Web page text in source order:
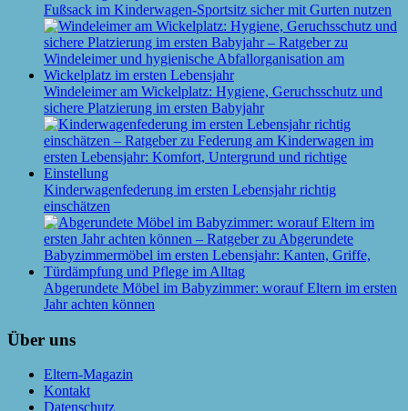
Fußsack im Kinderwagen-Sportsitz sicher mit Gurten nutzen
Windeleimer am Wickelplatz: Hygiene, Geruchsschutz und
sichere Platzierung im ersten Babyjahr
Kinderwagenfederung im ersten Lebensjahr richtig
einschätzen
Abgerundete Möbel im Babyzimmer: worauf Eltern im ersten
Jahr achten können
Über uns
Eltern-Magazin
Kontakt
Datenschutz